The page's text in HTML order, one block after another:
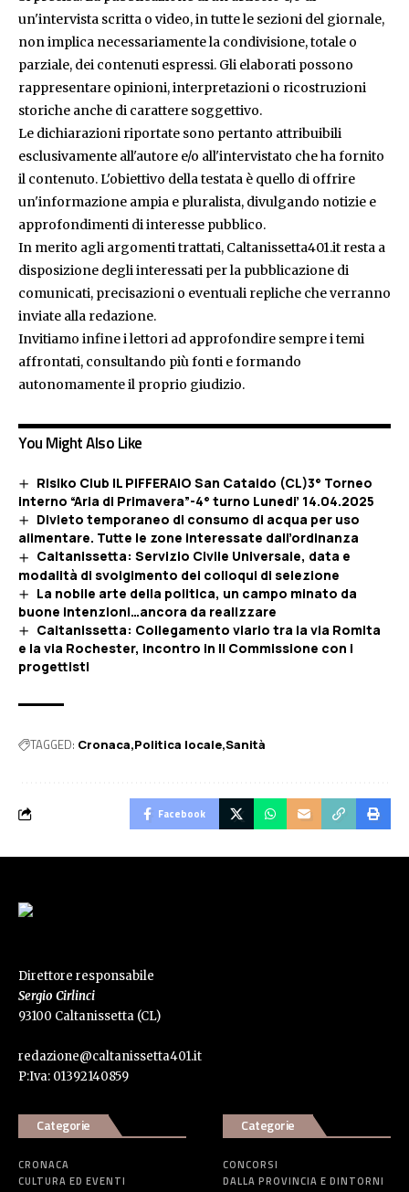
un'intervista scritta o video, in tutte le sezioni del giornale,
non implica necessariamente la condivisione, totale o
parziale, dei contenuti espressi. Gli elaborati possono
rappresentare opinioni, interpretazioni o ricostruzioni
storiche anche di carattere soggettivo.
Le dichiarazioni riportate sono pertanto attribuibili
esclusivamente all'autore e/o all'intervistato che ha fornito
il contenuto. L'obiettivo della testata è quello di offrire
un'informazione ampia e pluralista, divulgando notizie e
approfondimenti di interesse pubblico.
In merito agli argomenti trattati, Caltanissetta401.it resta a
disposizione degli interessati per la pubblicazione di
comunicati, precisazioni o eventuali repliche che verranno
inviate alla redazione.
Invitiamo infine i lettori ad approfondire sempre i temi
affrontati, consultando più fonti e formando
autonomamente il proprio giudizio.
You Might Also Like
Risiko Club IL PIFFERAIO San Cataldo (CL)3° Torneo
interno “Aria di Primavera”-4° turno Lunedi’ 14.04.2025
Divieto temporaneo di consumo di acqua per uso
alimentare. Tutte le zone interessate dall’ordinanza
Caltanissetta: Servizio Civile Universale, data e
modalità di svolgimento dei colloqui di selezione
La nobile arte della politica, un campo minato da
buone intenzioni…ancora da realizzare
Caltanissetta: Collegamento viario tra la via Romita
e la via Rochester, incontro in II Commissione con i
progettisti
TAGGED: Cronaca Politica locale Sanità
Facebook
Direttore responsabile
Sergio Cirlinci
93100 Caltanissetta (CL)
redazione@caltanissetta401.it
P:Iva: 01392140859
Categorie
CRONACA
CULTURA ED EVENTI
Categorie
CONCORSI
DALLA PROVINCIA E DINTORNI